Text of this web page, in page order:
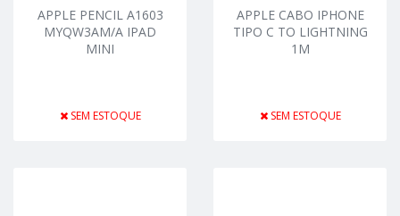
APPLE PENCIL A1603
MYQW3AM/A IPAD
MINI
SEM ESTOQUE
APPLE CABO IPHONE
TIPO C TO LIGHTNING
1M
SEM ESTOQUE